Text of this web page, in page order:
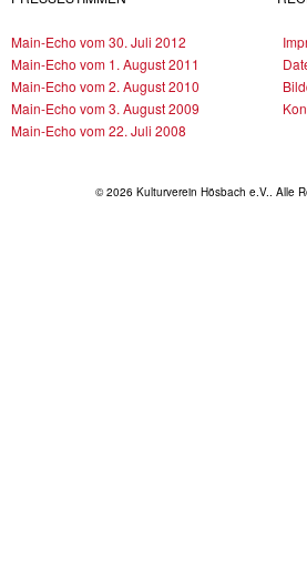
Main-Echo vom 30. Juli 2012
Main-Echo vom 1. August 2011
Main-Echo vom 2. August 2010
Main-Echo vom 3. August 2009
Main-Echo vom 22. Juli 2008
© 2026 Kulturverein Hösbach e.V.. Alle